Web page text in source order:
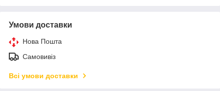
Умови доставки
Нова Пошта
Самовивіз
Всі умови доставки